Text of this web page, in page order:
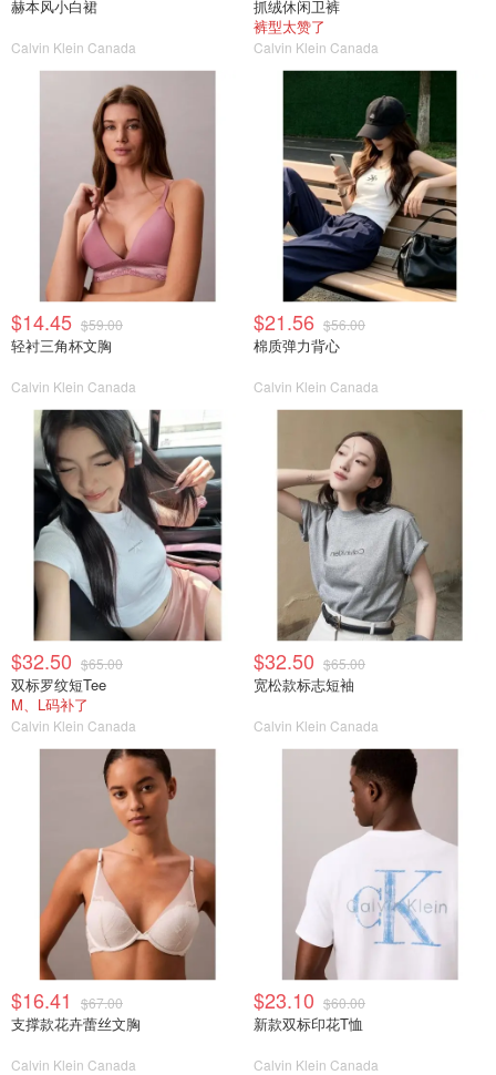
赫本风小白裙
Calvin Klein Canada
抓绒休闲卫裤
裤型太赞了
Calvin Klein Canada
$14.45 $59.00
轻衬三角杯文胸
Calvin Klein Canada
$21.56 $56.00
棉质弹力背心
Calvin Klein Canada
$32.50 $65.00
双标罗纹短Tee
M、L码补了
Calvin Klein Canada
$32.50 $65.00
宽松款标志短袖
Calvin Klein Canada
$16.41 $67.00
支撑款花卉蕾丝文胸
Calvin Klein Canada
$23.10 $60.00
新款双标印花T恤
Calvin Klein Canada